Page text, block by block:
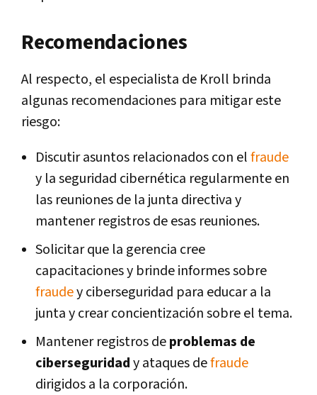
Recomendaciones
Al respecto, el especialista de Kroll brinda
algunas recomendaciones para mitigar este
riesgo:
Discutir asuntos relacionados con elfraude
y la seguridad cibernética regularmente en
las reuniones de la junta directiva y
mantener registros de esas reuniones.
Solicitar que la gerencia cree
capacitaciones y brinde informes sobre
fraudey ciberseguridad para educar a la
junta y crear concientización sobre el tema.
Mantener registros deproblemas de
ciberseguridady ataques defraude
dirigidos a la corporación.